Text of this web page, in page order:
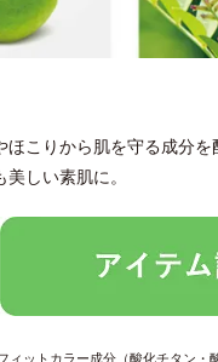
こりから肌を守る成分を
しい素肌に。
ィットカラー成分（酸化チタン